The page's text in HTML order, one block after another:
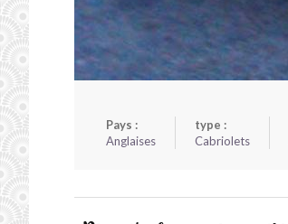
Pays :
Anglaises
type :
Cabriolets